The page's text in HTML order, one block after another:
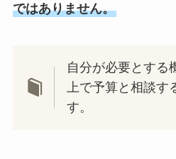
ではありません。
自分が必要とする
上で予算と相談す
す。